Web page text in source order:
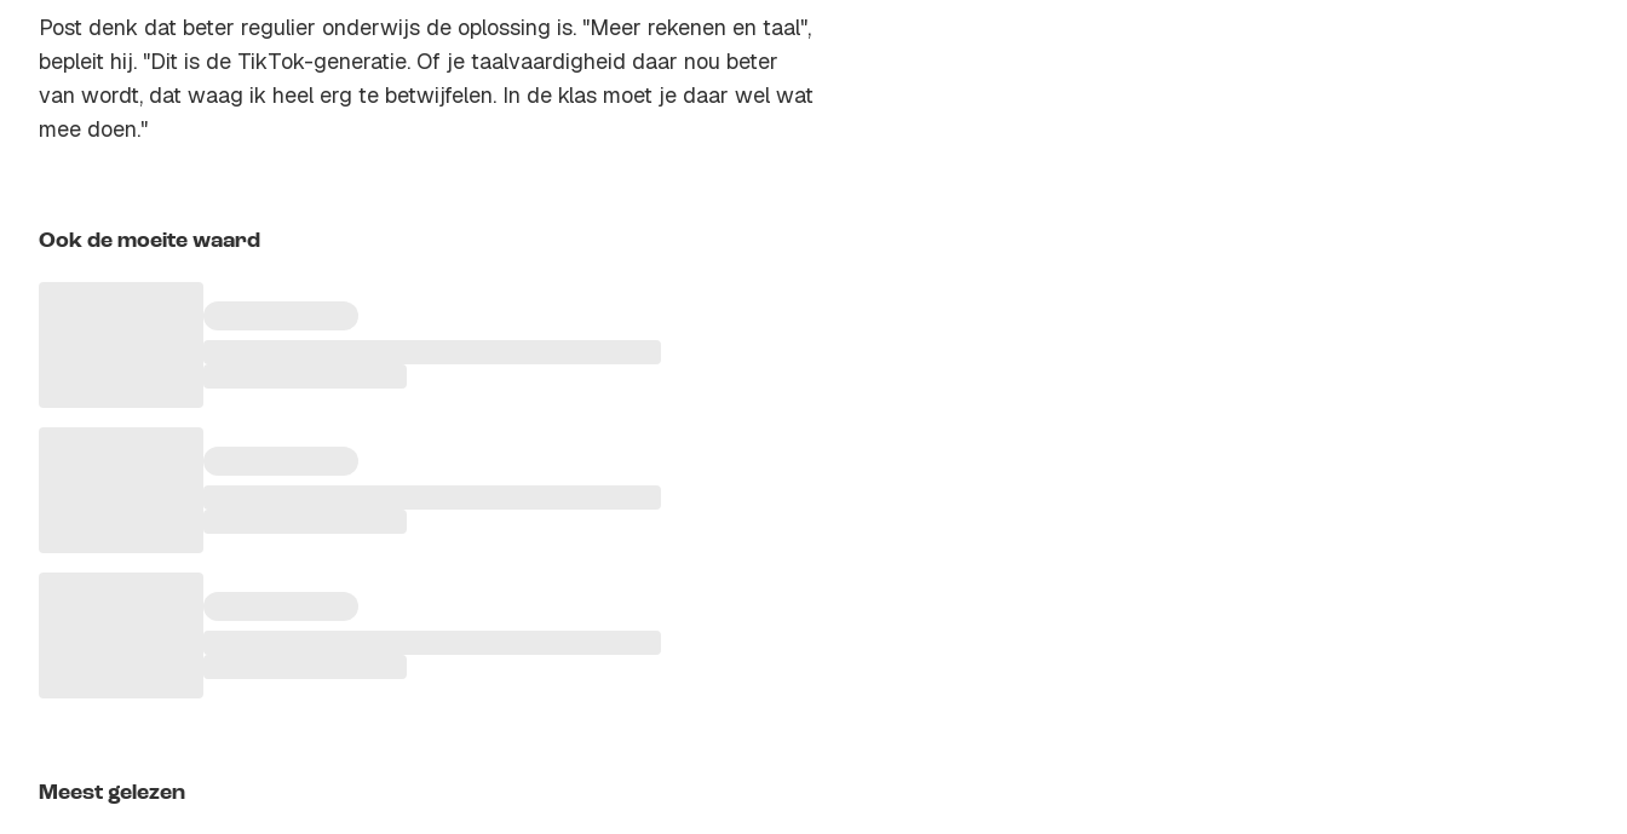
Post denk dat beter regulier onderwijs de oplossing is. "Meer rekenen en taal",
bepleit hij. "Dit is de TikTok-generatie. Of je taalvaardigheid daar nou beter
van wordt, dat waag ik heel erg te betwijfelen. In de klas moet je daar wel wat
mee doen."
Ook de moeite waard
Meest gelezen